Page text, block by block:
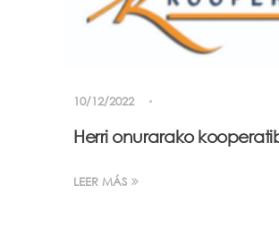
10/12/2022
Herri onurarako
LEER MÁS